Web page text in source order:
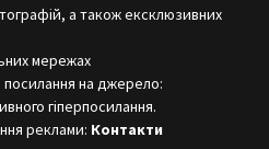
а також ексклюзивних
мережах
посилання на джерело:
гіперпосилання.
реклами: Контакти